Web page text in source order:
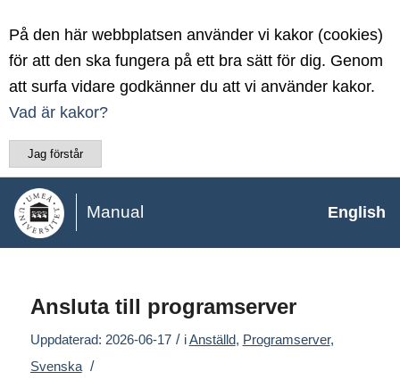
På den här webbplatsen använder vi kakor (cookies)
för att den ska fungera på ett bra sätt för dig. Genom
att surfa vidare godkänner du att vi använder kakor.
Vad är kakor?
Jag förstår
Manual English
Ansluta till programserver
Uppdaterad: 2026-06-17 / iAnställd, Programserver,
Svenska /